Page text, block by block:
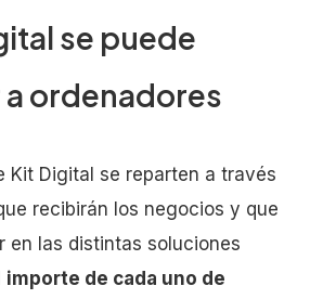
se puede
ordenadores
Kit Digital se reparten a través
recibirán los negocios y que
en las distintas soluciones
importe de cada uno de